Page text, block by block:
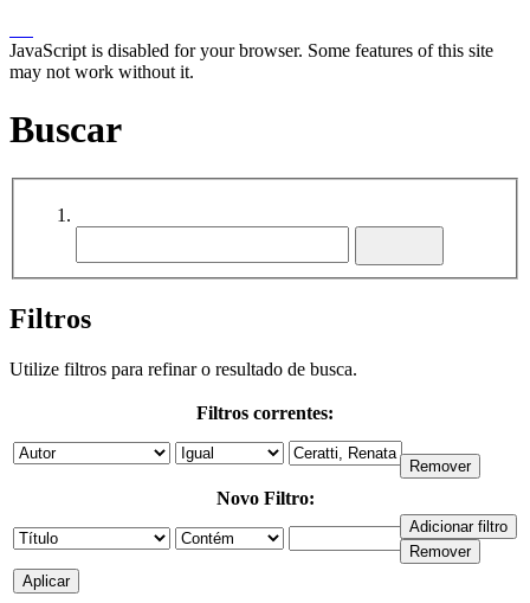
JavaScript is disabled for your browser. Some features of this site
may not work without it.
Buscar
Filtros
Utilize filtros para refinar o resultado de busca.
Filtros correntes:
Novo Filtro: